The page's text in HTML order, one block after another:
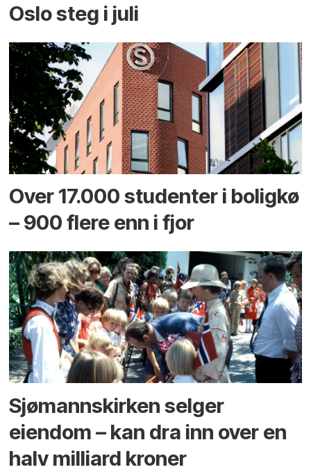
Oslo steg i juli
Over 17.000 studenter i boligkø
– 900 flere enn i fjor
Sjømannskirken selger
eiendom – kan dra inn over en
halv milliard kroner